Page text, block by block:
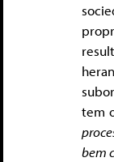
tem
bem